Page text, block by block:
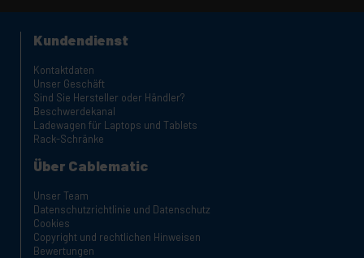
Kundendienst
Kontaktdaten
Unser Geschäft
Sind Sie Hersteller oder Händler?
Beschwerdekanal
Ladewagen für Laptops und Tablets
Rack-Schränke
Über Cablematic
Unser Team
Datenschutzrichtlinie und Datenschutz
Cookies
Copyright und rechtlichen Hinweisen
Bewertungen